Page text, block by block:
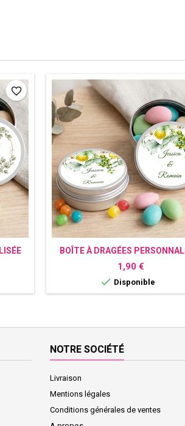
favorite_border
BOÎTE À DRAGÉES
CITRON
Prix
1,90 €
 Disponible
NOTRE SOCIÉTÉ
Livraison
Mentions légales
Conditions générales de ventes